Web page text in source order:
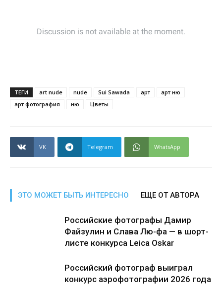
ТЕГИ art nude nude Sui Sawada арт
арт ню
арт фотография
ню Цветы
VK Telegram WhatsApp
ЭТО МОЖЕТ БЫТЬ ИНТЕРЕСНО ЕЩЕ ОТ АВТОРА
Российские фотографы Дамир
Файзулин и Слава Лю-фа — в шорт-
листе конкурса Leica Oskar
Российский фотограф выиграл
конкурс аэрофотографии 2026 года